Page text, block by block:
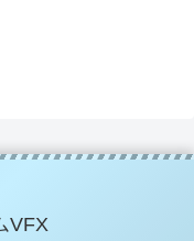
VFX